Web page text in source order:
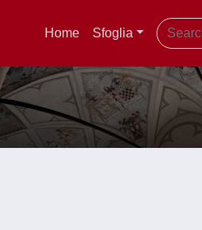
Home Sfoglia